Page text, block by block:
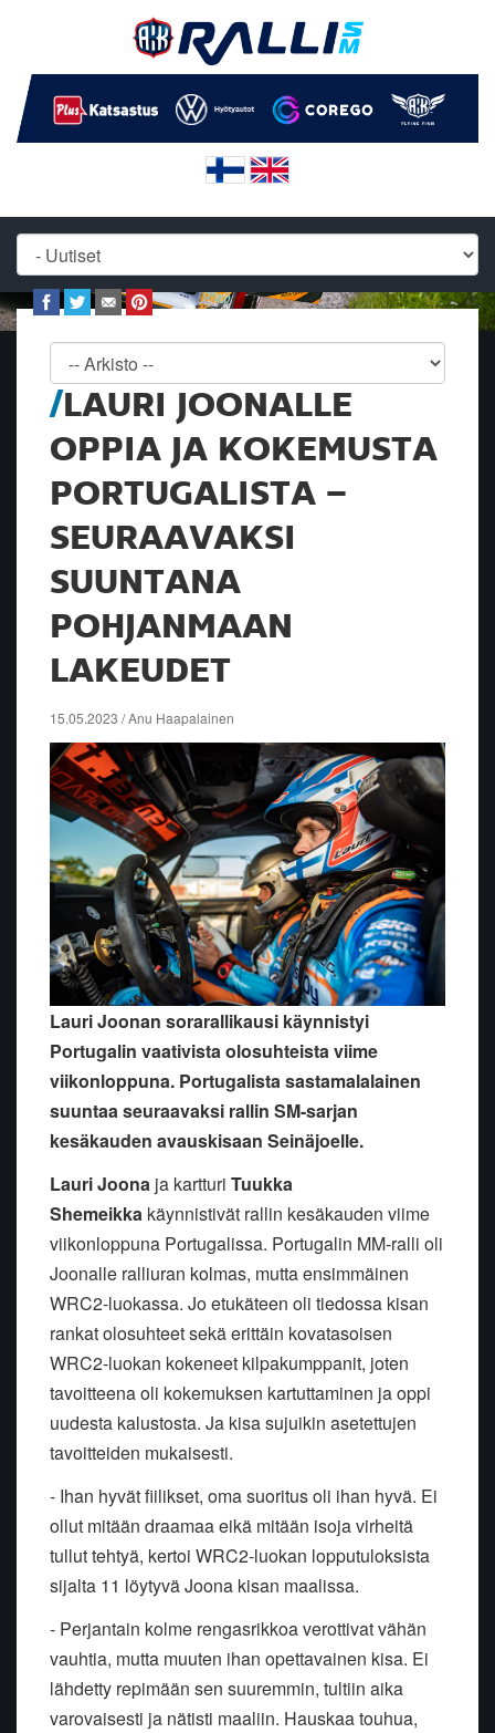
LAURI JOONALLE
OPPIA JA KOKEMUSTA
PORTUGALISTA –
SEURAAVAKSI
SUUNTANA
POHJANMAAN
LAKEUDET
15.05.2023 / Anu Haapalainen
Lauri Joonan sorarallikausi käynnistyi
Portugalin vaativista olosuhteista viime
viikonloppuna. Portugalista sastamalalainen
suuntaa seuraavaksi rallin SM-sarjan
kesäkauden avauskisaan Seinäjoelle.
Lauri Joona ja kartturi Tuukka
Shemeikka käynnistivät rallin kesäkauden viime
viikonloppuna Portugalissa. Portugalin MM-ralli oli
Joonalle ralliuran kolmas, mutta ensimmäinen
WRC2-luokassa. Jo etukäteen oli tiedossa kisan
rankat olosuhteet sekä erittäin kovatasoisen
WRC2-luokan kokeneet kilpakumppanit, joten
tavoitteena oli kokemuksen kartuttaminen ja oppi
uudesta kalustosta. Ja kisa sujuikin asetettujen
tavoitteiden mukaisesti.
- Ihan hyvät fiilikset, oma suoritus oli ihan hyvä. Ei
ollut mitään draamaa eikä mitään isoja virheitä
tullut tehtyä, kertoi WRC2-luokan lopputuloksista
sijalta 11 löytyvä Joona kisan maalissa.
- Perjantain kolme rengasrikkoa verottivat vähän
vauhtia, mutta muuten ihan opettavainen kisa. Ei
lähdetty repimään sen suuremmin, tultiin aika
varovaisesti ja nätisti maaliin. Hauskaa touhua,